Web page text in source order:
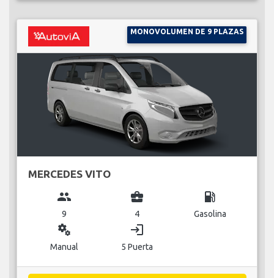
MONOVOLUMEN DE 9 PLAZAS
MERCEDES VITO
group
9
business_center
4
local_gas_station
Gasolina
miscellaneous_services
Manual
login
5 Puerta